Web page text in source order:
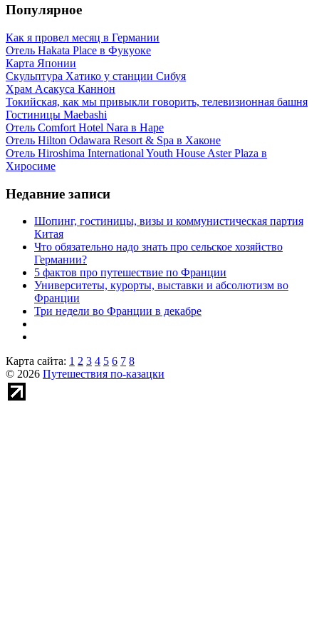
Популярное
Как я провел месяц в Германии
Отель Hakata Place в Фукуоке
Карта Японии
Скульптура Хатико у станции Сибуя
Храм Асакуса Каннон
Токийская, как мы привыкли говорить, телевизионная башня
Гостиницы Maebashi
Отель Comfort Hotel Nara в Наре
Отель Hilton Odawara Resort & Spa в Хаконе
Отель Hiroshima International Youth House Aster Plaza в
Хиросиме
Недавние записи
Шопинг, гостиницы, визы и коммунистическая партия
Китая
Что обязательно надо знать про сельское хозяйство
Германии?
5 фактов про путешествие по Франции
Университеты, курорты, выставки и абсолютизм во
Франции
Три недели во Франции в декабре
Карта сайта: 1 2 3 4 5 6 7 8
© 2026 Путешествия по-казацки